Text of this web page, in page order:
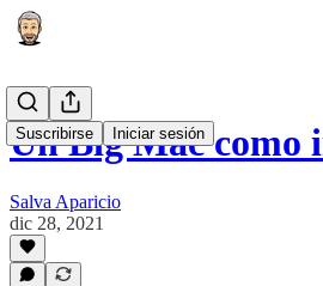
Suscribirse Iniciar sesión
Un Big Mac como
Salva Aparicio
dic 28, 2021